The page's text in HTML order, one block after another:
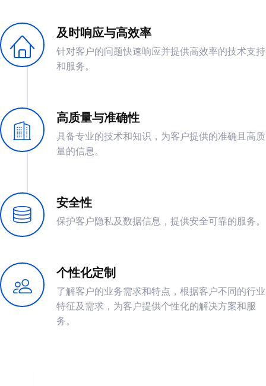
及时响应与高效率
针对客户的问题快速响应并提供高效率的技术支持
和服务。
高质量与准确性
具备专业的技术和知识，为客户提供的准确且高质
量的信息。
安全性
保护客户隐私及数据信息，提供安全可靠的服务。
个性化定制
了解客户的业务需求和特点，根据客户不同的行业
特征及需求，为客户提供个性化的解决方案和服
务。